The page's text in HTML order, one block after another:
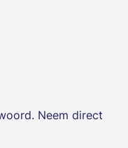
Neem direct